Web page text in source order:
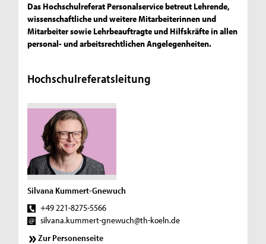
Das Hochschulreferat Personalservice betreut Lehrende,
wissenschaftliche und weitere Mitarbeiterinnen und
Mitarbeiter sowie Lehrbeauftragte und Hilfskräfte in allen
personal- und arbeitsrechtlichen Angelegenheiten.
Hochschulreferatsleitung
Silvana Kummert-Gnewuch
+49 221-8275-5566
silvana.kummert-gnewuch@th-koeln.de
Zur Personenseite